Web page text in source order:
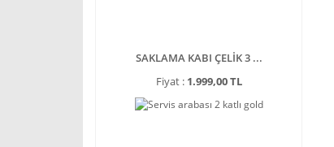
SAKLAMA KABI ÇELİK 3 ...
Fiyat : 1.999,00 TL